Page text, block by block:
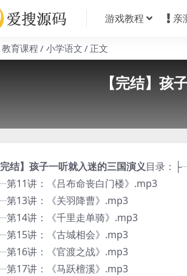
游戏教程 亲
教育课程 小学语文 正文
【完结】孩
完结】孩子一听就入迷的三国演义目录：
第11讲：《吕布命丧白门楼》.mp3
第13讲：《关羽降曹》.mp3
第14讲：《千里走单骑》.mp3
第15讲：《古城相会》.mp3
第16讲：《官渡之战》.mp3
第17讲：《马跃檀溪》.mp3